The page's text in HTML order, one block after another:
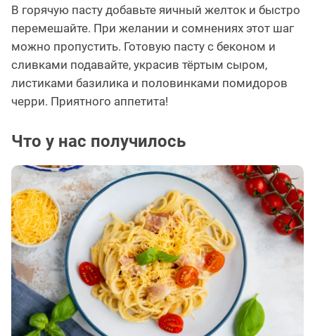
В горячую пасту добавьте яичный желток и быстро
перемешайте. При желании и сомнениях этот шаг
можно пропустить. Готовую пасту с беконом и
сливками подавайте, украсив тёртым сыром,
листиками базилика и половинками помидоров
черри. Приятного аппетита!
Что у нас получилось